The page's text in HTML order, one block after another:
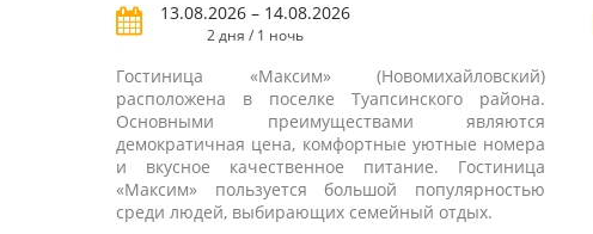
13.08.2026 – 14.08.2026
2 дня / 1 ночь
Гостиница «Максим» (Новомихайловский)
расположена в поселке Туапсинского района.
Основными преимуществами являются
демократичная цена, комфортные уютные номера
и вкусное качественное питание. Гостиница
«Максим» пользуется большой популярностью
среди людей, выбирающих семейный отдых.